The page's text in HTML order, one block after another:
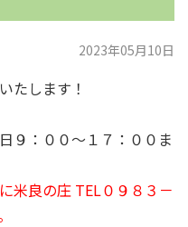
2023年05月10日
たします！
：００～１７：００ま
米良の庄 TEL０９８３－